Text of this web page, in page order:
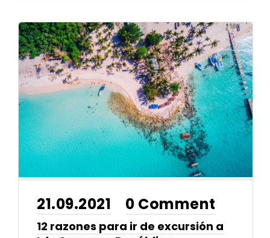
21.09.2021 0 Comment
12 razones para ir de excursión a